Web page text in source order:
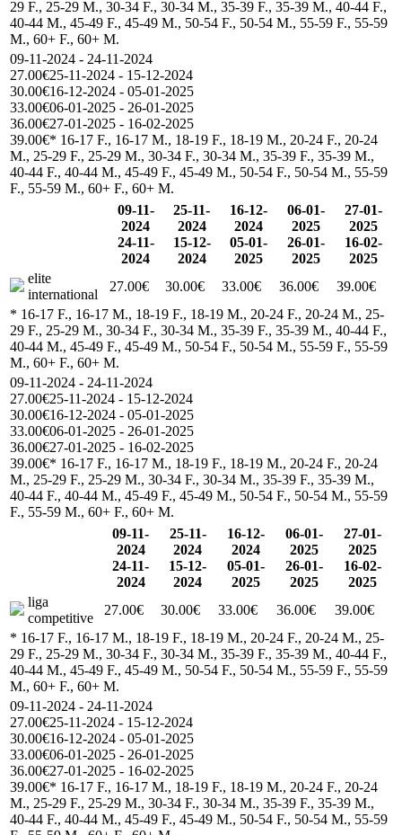
29 F., 25-29 M., 30-34 F., 30-34 M., 35-39 F., 35-39 M., 40-44 F.,
40-44 M., 45-49 F., 45-49 M., 50-54 F., 50-54 M., 55-59 F., 55-59
M., 60+ F., 60+ M.
09-11-2024 - 24-11-2024
27.00€25-11-2024 - 15-12-2024
30.00€16-12-2024 - 05-01-2025
33.00€06-01-2025 - 26-01-2025
36.00€27-01-2025 - 16-02-2025
39.00€* 16-17 F., 16-17 M., 18-19 F., 18-19 M., 20-24 F., 20-24
M., 25-29 F., 25-29 M., 30-34 F., 30-34 M., 35-39 F., 35-39 M.,
40-44 F., 40-44 M., 45-49 F., 45-49 M., 50-54 F., 50-54 M., 55-59
F., 55-59 M., 60+ F., 60+ M.
09-11-
2024
24-11-
2024
25-11-
2024
15-12-
2024
16-12-
2024
05-01-
2025
06-01-
2025
26-01-
2025
27-01-
2025
16-02-
2025
elite
international
27.00€ 30.00€ 33.00€ 36.00€
39.00€
* 16-17 F., 16-17 M., 18-19 F., 18-19 M., 20-24 F., 20-24 M., 25-
29 F., 25-29 M., 30-34 F., 30-34 M., 35-39 F., 35-39 M., 40-44 F.,
40-44 M., 45-49 F., 45-49 M., 50-54 F., 50-54 M., 55-59 F., 55-59
M., 60+ F., 60+ M.
09-11-2024 - 24-11-2024
27.00€25-11-2024 - 15-12-2024
30.00€16-12-2024 - 05-01-2025
33.00€06-01-2025 - 26-01-2025
36.00€27-01-2025 - 16-02-2025
39.00€* 16-17 F., 16-17 M., 18-19 F., 18-19 M., 20-24 F., 20-24
M., 25-29 F., 25-29 M., 30-34 F., 30-34 M., 35-39 F., 35-39 M.,
40-44 F., 40-44 M., 45-49 F., 45-49 M., 50-54 F., 50-54 M., 55-59
F., 55-59 M., 60+ F., 60+ M.
09-11-
2024
24-11-
2024
25-11-
2024
15-12-
2024
16-12-
2024
05-01-
2025
06-01-
2025
26-01-
2025
27-01-
2025
16-02-
2025
liga
competitive
27.00€ 30.00€ 33.00€ 36.00€
39.00€
* 16-17 F., 16-17 M., 18-19 F., 18-19 M., 20-24 F., 20-24 M., 25-
29 F., 25-29 M., 30-34 F., 30-34 M., 35-39 F., 35-39 M., 40-44 F.,
40-44 M., 45-49 F., 45-49 M., 50-54 F., 50-54 M., 55-59 F., 55-59
M., 60+ F., 60+ M.
09-11-2024 - 24-11-2024
27.00€25-11-2024 - 15-12-2024
30.00€16-12-2024 - 05-01-2025
33.00€06-01-2025 - 26-01-2025
36.00€27-01-2025 - 16-02-2025
39.00€* 16-17 F., 16-17 M., 18-19 F., 18-19 M., 20-24 F., 20-24
M., 25-29 F., 25-29 M., 30-34 F., 30-34 M., 35-39 F., 35-39 M.,
40-44 F., 40-44 M., 45-49 F., 45-49 M., 50-54 F., 50-54 M., 55-59